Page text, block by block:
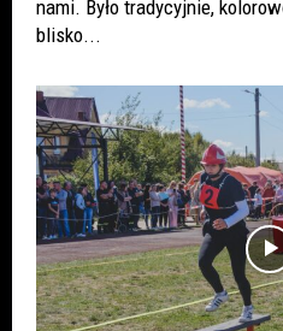
nami. Było tradycyjnie,
blisko...